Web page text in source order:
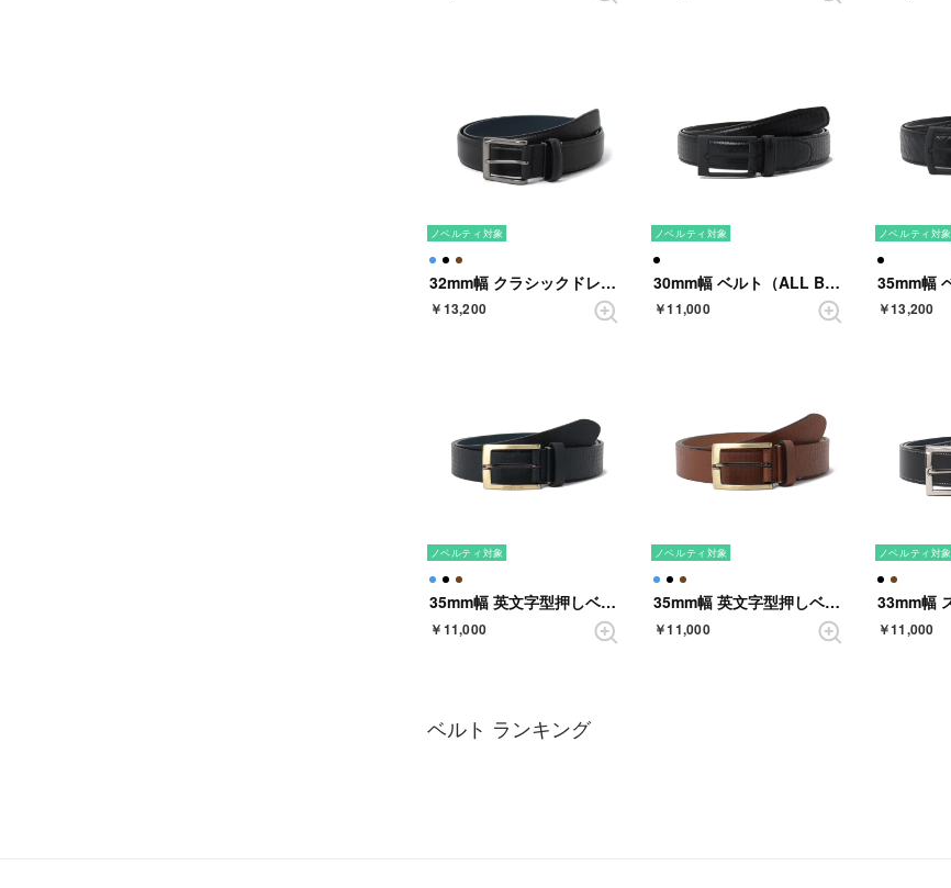
ノベルティ対象
32mm幅 クラシックドレス&カジュアルベルト （BLACK）
￥13,200
ノベルティ対象
30mm幅 ベルト（ALL BLACK DIDAL） （BLACK）
￥11,000
ノベルティ対象
￥13,200
ノベルティ対象
35mm幅 英文字型押しベルト （NAVY）
￥11,000
ノベルティ対象
35mm幅 英文字型押しベルト （BROWN）
￥11,000
ノベルティ対象
￥11,000
ベルト ランキング